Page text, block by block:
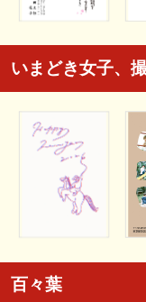
いまどき女子、
百々葉